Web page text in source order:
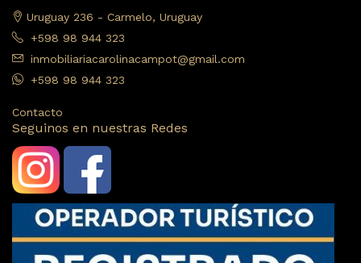
Uruguay 236 - Carmelo, Uruguay
+598 98 944 323
inmobiliariacarolinacampot@gmail.com
+598 98 944 323
Contacto
Seguinos en nuestras Redes